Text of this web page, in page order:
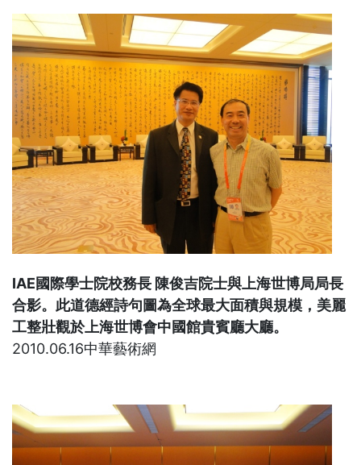
IAE國際學士院校務長 陳俊吉院士與上海世博局局長
合影。此道德經詩句圖為全球最大面積與規模，美麗
工整壯觀於上海世博會中國館貴賓廳大廳。
2010.06.16中華藝術網